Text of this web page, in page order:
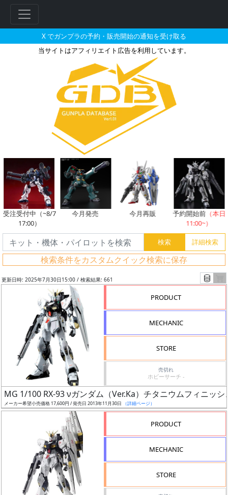
X でガンプラの予約・販売開始の通知を受け取る
当サイトはアフィリエイト広告を利用しています。
MG 1/100 RX-93 νガンダム（
受注受付中（~8/7
17:00）
今月発売 今月再販 予約開始前 （本日
11:00~）
検索条件をカスタムクイック検索に保存
フ
リ
更新日時: 2025年7月30日15:00 / 検索結果: 661
PRODUCT
MECHANIC
STORE
売切れ
ホビーサーチ -
MG 1/100 RX-93 νガンダム（Ver.Ka）チタニウムフィニッシ
メーカー希望小売価格 17,600円 / 発売日 2013年11月30日 （詳細ページ）
PRODUCT
MECHANIC
STORE